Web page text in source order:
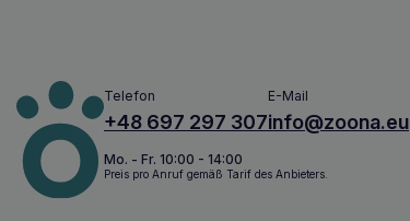
Telefon
+48 697 297 307
E-Mail
info@zoona.eu
Mo. - Fr. 10:00 - 14:00
Preis pro Anruf gemäß Tarif des Anbieters.